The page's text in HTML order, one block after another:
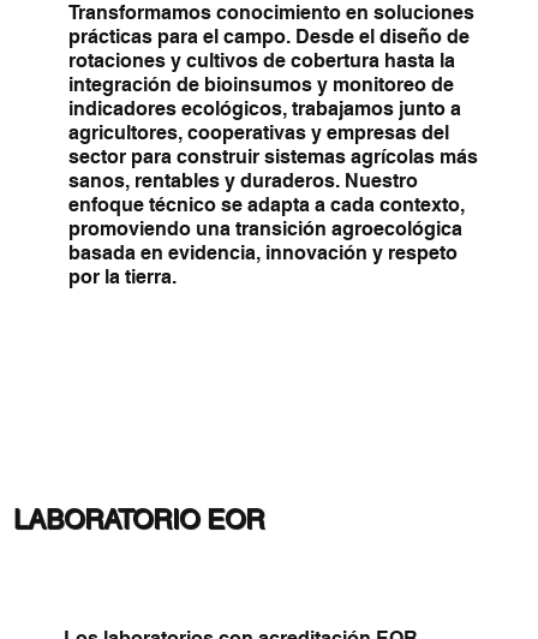
LABORATORIO EOR
Transformamos conocimiento en soluciones
prácticas para el campo. Desde el diseño de
rotaciones y cultivos de cobertura hasta la
integración de bioinsumos y monitoreo de
indicadores ecológicos, trabajamos junto a
agricultores, cooperativas y empresas del
sector para construir sistemas agrícolas más
sanos, rentables y duraderos. Nuestro
enfoque técnico se adapta a cada contexto,
promoviendo una transición agroecológica
basada en evidencia, innovación y respeto
por la tierra.